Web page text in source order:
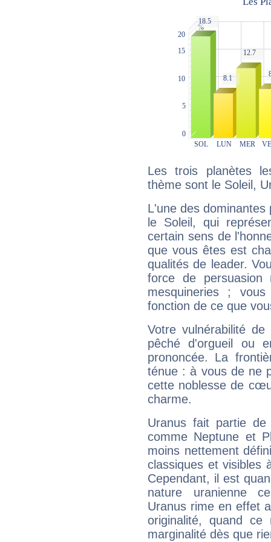
Les trois planètes
thème sont le Soleil,
L'une des
le Soleil, qui
certain sens de
que vous êtes est
qualités de leader.
force de
mesquineries ;
fonction de ce que
Votre vulnérabilité
pêché d'orgueil ou
prononcée. La
ténue : à vous de ne
cette noblesse de
charme.
Uranus fait partie
comme Neptune et
moins nettement
classiques et visibles
Cependant, il est
nature uranienne
Uranus rime en effet
originalité, quand ce
marginalité dès que